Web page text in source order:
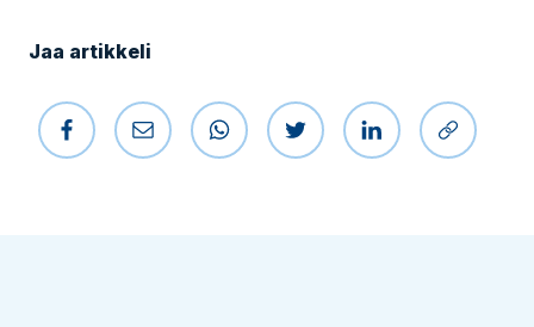
Jaa artikkeli
Jaa Facebookissa
Jaa sähköpostilla
Jaa WhatsAppissa
Jaa Twitterissä
Jaa Kopioi